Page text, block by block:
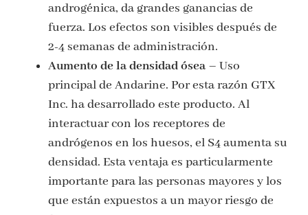
androgénica, da grandes ganancias de
fuerza. Los efectos son visibles después de
2-4 semanas de administración.
Aumento de la densidad ósea – Uso
principal de Andarine. Por esta razón GTX
Inc. ha desarrollado este producto. Al
interactuar con los receptores de
andrógenos en los huesos, el S4 aumenta su
densidad. Esta ventaja es particularmente
importante para las personas mayores y los
que están expuestos a un mayor riesgo de